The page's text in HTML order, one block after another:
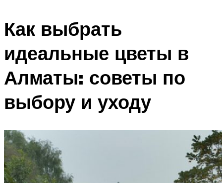
Как выбрать
идеальные цветы в
Алматы: советы по
выбору и уходу